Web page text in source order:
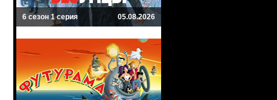
6 сезон 1 серия 05.08.2026